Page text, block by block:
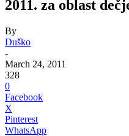
2011. za oblast
By
Duško
-
March 24, 2011
328
0
Facebook
X
Pinterest
WhatsApp